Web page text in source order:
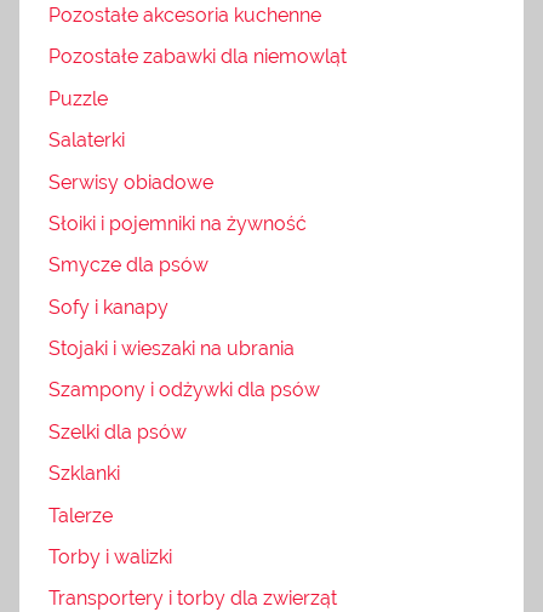
Pozostałe akcesoria kuchenne
Pozostałe zabawki dla niemowląt
Puzzle
Salaterki
Serwisy obiadowe
Słoiki i pojemniki na żywność
Smycze dla psów
Sofy i kanapy
Stojaki i wieszaki na ubrania
Szampony i odżywki dla psów
Szelki dla psów
Szklanki
Talerze
Torby i walizki
Transportery i torby dla zwierząt